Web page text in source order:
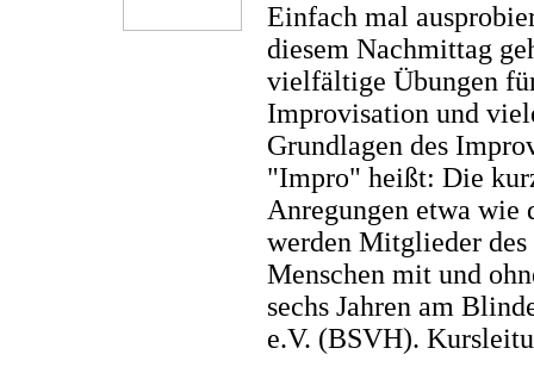
Einfach mal
diesem Nachmittag
vielfältige Übungen
Improvisation und
Grundlagen des
"Impro" heißt: Die
Anregungen etwa wie
werden Mitglieder des
Menschen mit und
sechs Jahren am
e.V. (BSVH).